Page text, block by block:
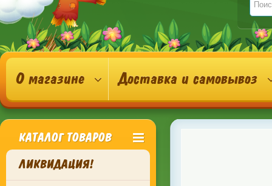
О магазине Доставка и самовывоз
КАТАЛОГ ТОВАРОВ
ЛИКВИДАЦИЯ!